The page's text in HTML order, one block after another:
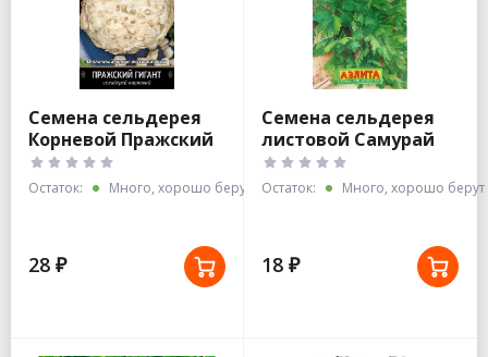
Семена сельдерея
Корневой Пражский
Гигант 0,5г
Остаток: Много, хорошо берут
28 ₽
Семена сельдерея
листовой Самурай
0,5г/Лидер/Аэлита
Остаток: Много, хорошо берут
18 ₽